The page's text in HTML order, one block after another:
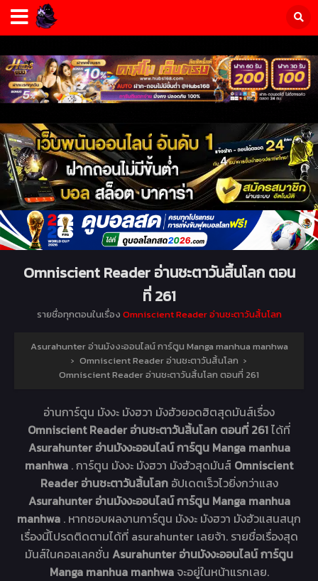
Omniscient Reader อ่านชะตาวันสิ้นโลก ตอน
ที่ 261
รายชื่อทุกตอนในเรื่อง Omniscient Reader อ่านชะตาวันสิ้นโลก
Asurahunter อ่านมังงะออนไลน์ การ์ตูน Manga manhua manhwa
› Omniscient Reader อ่านชะตาวันสิ้นโลก ›
Omniscient Reader อ่านชะตาวันสิ้นโลก ตอนที่ 261
อ่านการ์ตูน มังงะ มังฮวา มังฮัวยอดฮิตสุดมันส์เรื่อง
Omniscient Reader อ่านชะตาวันสิ้นโลก ตอนที่ 261ได้ที่
Asurahunter อ่านมังงะออนไลน์ การ์ตูน Manga manhua
manhwa . การ์ตูน มังงะ มังฮวา มังฮัวสุดมันส์ Omniscient
Reader อ่านชะตาวันสิ้นโลก อัปเดตเร็วไวยิ่งกว่าแสง
Asurahunter อ่านมังงะออนไลน์ การ์ตูน Manga manhua
manhwa . หากชอบผลงานการ์ตูน มังงะ มังฮวา มังฮัวแสนสนุก
เรื่องนี้โปรดติดตามได้ที่ asurahunter เลยจ้า. รายชื่อเรื่องสุด
มันส์ในคอลเลคชั่น Asurahunter อ่านมังงะออนไลน์ การ์ตูน
Manga manhua manhwa จะอยู่ในหน้าแรกเลย.